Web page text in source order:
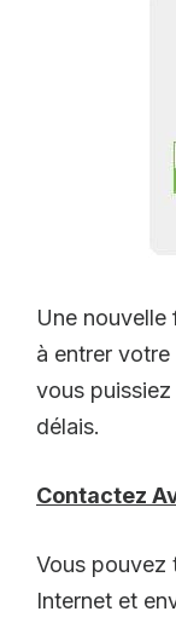
Une nouvelle
à entrer
vous
délais.
Contactez
Vous pouvez
Internet et